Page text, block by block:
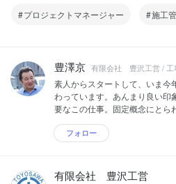
プロジェクトマネージャー 施工
豊澤京 有限会社 豊沢工営 / 工
素人からスタートして、いま今
わっています。あんまり良い
要なこの仕事。固定概念にとら
フォロー
有限会社 豊沢工営